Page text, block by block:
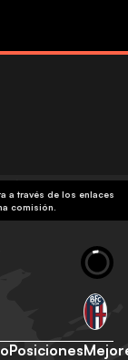
a través de los enlaces
comisión.
Posiciones